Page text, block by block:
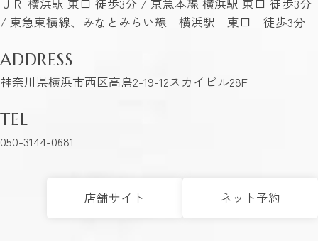
/ 東急東横線、みなとみらい線 横浜駅 東口 徒歩3分
ADDRESS
神奈川県横浜市西区高島2-19-12スカイビル28F
TEL
050-3144-0681
店舗サイト ネット予約